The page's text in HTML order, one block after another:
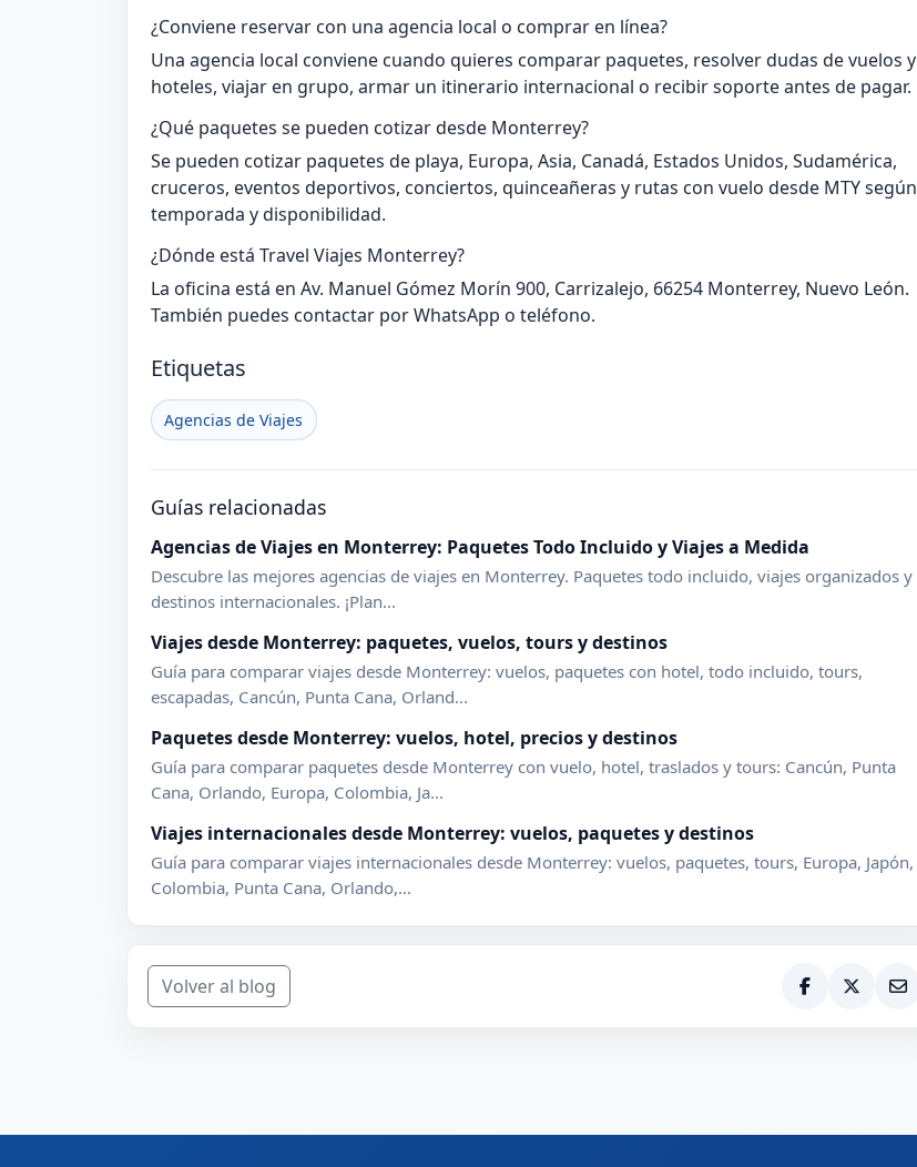
¿Conviene reservar con una agencia local o comprar en línea?
Una agencia local conviene cuando quieres comparar paquetes, resolver dudas de vuelos y
hoteles, viajar en grupo, armar un itinerario internacional o recibir soporte antes de pagar.
¿Qué paquetes se pueden cotizar desde Monterrey?
Se pueden cotizar paquetes de playa, Europa, Asia, Canadá, Estados Unidos, Sudamérica,
cruceros, eventos deportivos, conciertos, quinceañeras y rutas con vuelo desde MTY según
temporada y disponibilidad.
¿Dónde está Travel Viajes Monterrey?
La oficina está en Av. Manuel Gómez Morín 900, Carrizalejo, 66254 Monterrey, Nuevo León.
También puedes contactar por WhatsApp o teléfono.
Etiquetas
Agencias de Viajes
Guías relacionadas
Agencias de Viajes en Monterrey: Paquetes Todo Incluido y Viajes a Medida
Descubre las mejores agencias de viajes en Monterrey. Paquetes todo incluido, viajes organizados y
destinos internacionales. ¡Plan...
Viajes desde Monterrey: paquetes, vuelos, tours y destinos
Guía para comparar viajes desde Monterrey: vuelos, paquetes con hotel, todo incluido, tours,
escapadas, Cancún, Punta Cana, Orland...
Paquetes desde Monterrey: vuelos, hotel, precios y destinos
Guía para comparar paquetes desde Monterrey con vuelo, hotel, traslados y tours: Cancún, Punta
Cana, Orlando, Europa, Colombia, Ja...
Viajes internacionales desde Monterrey: vuelos, paquetes y destinos
Guía para comparar viajes internacionales desde Monterrey: vuelos, paquetes, tours, Europa, Japón,
Colombia, Punta Cana, Orlando,...
Volver al blog